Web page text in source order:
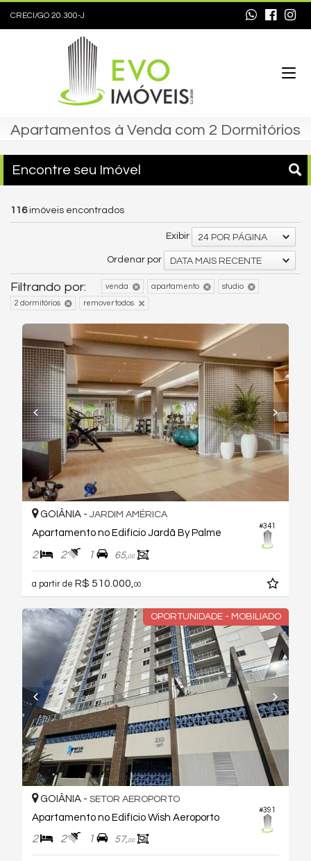
CRECI/GO 20.300-J
Apartamentos à Venda com 2 Dormitórios
Encontre seu Imóvel
116imóveis encontrados
Exibir 24 POR PÁGINA
Ordenar por DATA MAIS RECENTE
Filtrando por: venda apartamento studio
2 dormitórios remover todos
#341
GOIÂNIA - JARDIM AMÉRICA
Apartamento no Edifício Jardã By Palme
2 2 1 65,00
a partir de R$ 510.000, 00
OPORTUNIDADE - MOBILIADO
#391
GOIÂNIA - SETOR AEROPORTO
Apartamento no Edifício Wish Aeroporto
2 2 1 57,00